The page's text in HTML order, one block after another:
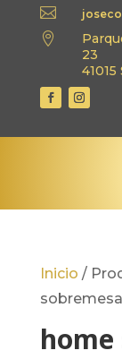


23
41015
Inicio /
home